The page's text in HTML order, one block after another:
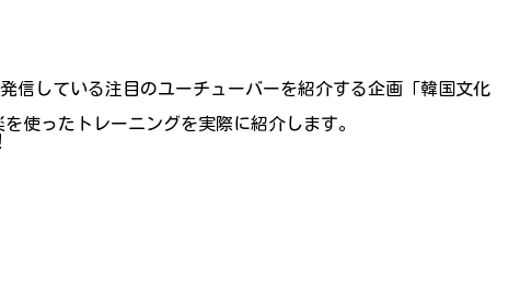
信している注目のユーチューバーを紹介する企画「韓国文化
使ったトレーニングを実際に紹介します。